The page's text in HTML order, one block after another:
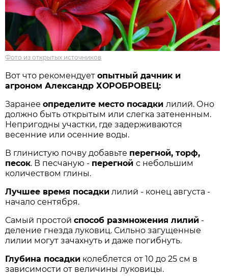
Фото из открытых источников
Вот что рекомендуетопытный дачник и
агроном Александр ХОРОБРОВЕЦ:
Заранееопределите место посадкилилий. Оно
должно быть открытым или слегка затененным.
Непригодны участки, где задерживаются
весенние или осенние воды.
В глинистую почву добавьте перегной, торф,
песок. В песчаную - перегнойс небольшим
количеством глины.
Лучшее время посадки лилий - конец августа -
начало сентября.
Самый простойспособ размножения лилий -
деление гнезда луковиц. Сильно загущенные
лилии могут зачахнуть и даже погибнуть.
Глубина посадки колеблется от 10 до 25 см в
зависимости от величины луковицы.